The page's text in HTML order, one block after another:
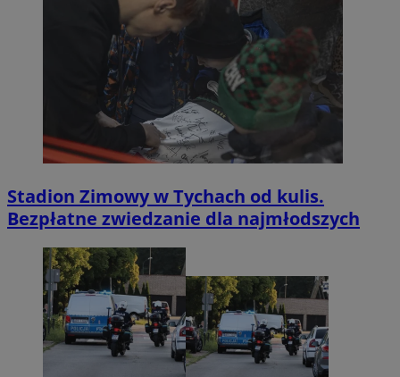
Stadion Zimowy w Tychach od kulis.
Bezpłatne zwiedzanie dla najmłodszych